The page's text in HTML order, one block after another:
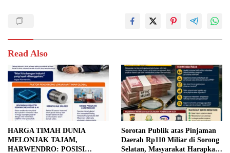
Read Also
HARGA TIMAH DUNIA
MELONJAK TAJAM,
HARWENDRO: POSISI
Sorotan Publik atas Pinjaman
Daerah Rp110 Miliar di Sorong
Selatan, Masyarakat Harapkan